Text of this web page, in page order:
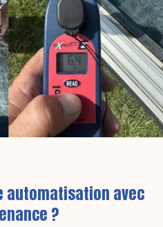
automatisation avec
?